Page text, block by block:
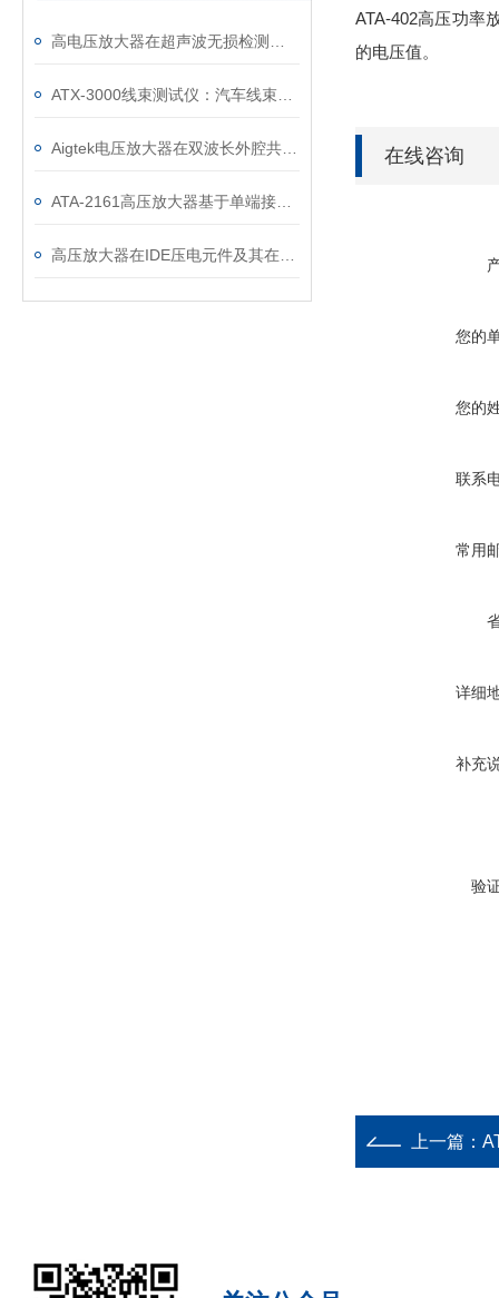
ATA-402高压功率
的电压值。
在线咨询
您的
您的
联系
常用
详细
补充
验
上一篇：